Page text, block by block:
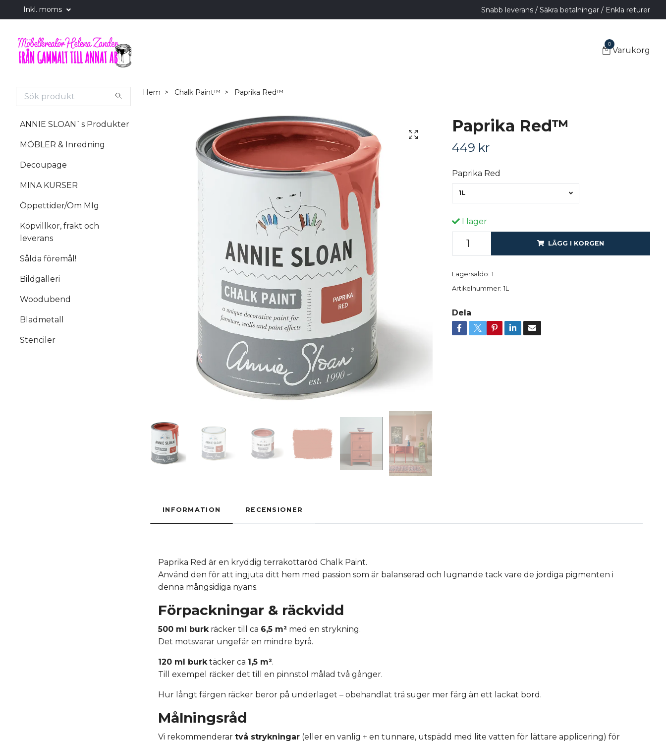
Inkl. moms Snabb leverans / Säkra betalningar / Enkla returer
0
Varukorg
ANNIE SLOAN`s Produkter
MÖBLER & Inredning
Decoupage
MINA KURSER
Öppettider/Om MIg
Köpvillkor, frakt och
leverans
Sålda föremål!
Bildgalleri
Woodubend
Bladmetall
Stenciler
Hem Chalk Paint™ Paprika Red™
Paprika Red™
449 kr
Paprika Red
1L
I lager
LÄGG I KORGEN
Lagersaldo: 1
Artikelnummer: 1L
Dela
INFORMATION RECENSIONER
Paprika Red är en kryddig terrakottaröd Chalk Paint.
Använd den för att ingjuta ditt hem med passion som är balanserad och lugnande tack vare de jordiga pigmenten i
denna mångsidiga nyans.
Förpackningar & räckvidd
500 ml burk räcker till ca 6,5 m² med en strykning.
Det motsvarar ungefär en mindre byrå.
120 ml burk täcker ca 1,5 m².
Till exempel räcker det till en pinnstol målad två gånger.
Hur långt färgen räcker beror på underlaget – obehandlat trä suger mer färg än ett lackat bord.
Målningsråd
Vi rekommenderar två strykningar (eller en vanlig + en tunnare, utspädd med lite vatten för lättare applicering) för